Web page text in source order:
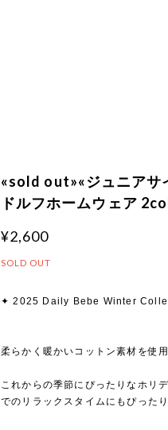
«sold out»«ジュニアサ
ドルフホームウェア
¥2,600
SOLD OUT
✦ 2025 Daily Bebe Winter
柔らかく暖かいコットン素材を使
これからの季節にぴったりなホリ
でのリラックスタイムにもぴったり